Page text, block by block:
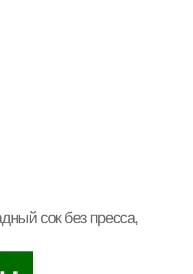
сок без пресса,